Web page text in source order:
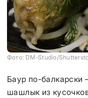
Фото: DM-Studio/
Баур по-балкарски
шашлык из